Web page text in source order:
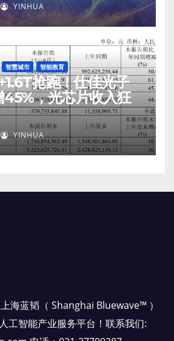
YINHUA
智慧城市 智能教育
抢跑！仕佳光子
45%，光芯片收入狂
YINHUA
海蓝韬（ Shanghai Bluewave™ ）
工智能产业服务平台！联系我们: